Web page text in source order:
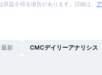
益を得る場合があります。詳細は、 ア
最新 CMCデイリーアナリシス